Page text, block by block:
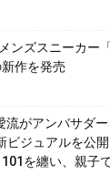
ンズスニーカー
新作を発売
流がアンバサダ
ビジュアルを公
101を纏い、親子